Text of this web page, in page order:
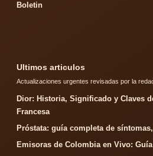
Boletin
Ultimos articulos
Actualizaciones urgentes revisadas por la
Dior: Historia, Significado y Claves
Francesa
Próstata: guía completa de
Emisoras de Colombia en Vivo: